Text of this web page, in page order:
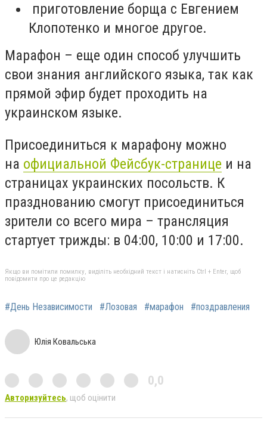
приготовление борща с Евгением
Клопотенко и многое другое.
Марафон – еще один способ улучшить
свои знания английского языка, так как
прямой эфир будет проходить на
украинском языке.
Присоединиться к марафону можно
на официальной Фейсбук-странице и на
страницах украинских посольств. К
празднованию смогут присоединиться
зрители со всего мира – трансляция
стартует трижды: в 04:00, 10:00 и 17:00.
Якщо ви помітили помилку, виділіть необхідний текст і натисніть Ctrl + Enter, щоб
повідомити про це редакцію
#День Независимости #Лозовая #марафон #поздравления
Юлія Ковальська
0,0
Авторизуйтесь, щоб оцінити